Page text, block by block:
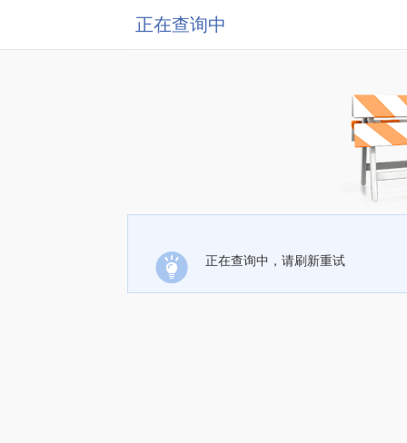
正在查询中
正在查询中，请刷新重试